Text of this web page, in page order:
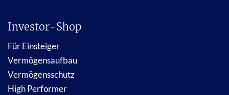
Investor-Shop
Für Einsteiger
Vermögensaufbau
Vermögensschutz
High Performer